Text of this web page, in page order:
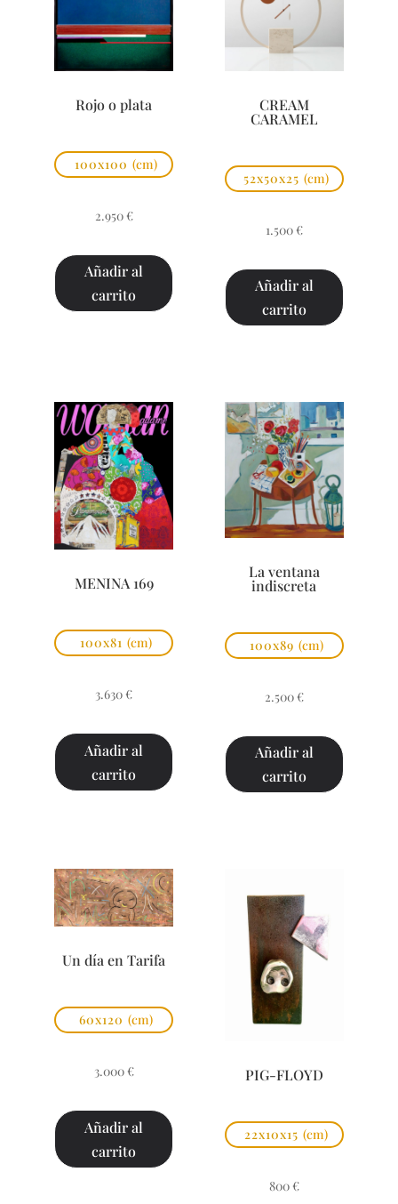
Rojo o plata
100x100 (cm)
2.950 €
Añadir al
carrito
CREAM
CARAMEL
52x50x25 (cm)
1.500 €
Añadir al
carrito
MENINA 169
100x81 (cm)
3.630 €
Añadir al
carrito
La ventana
indiscreta
100x89 (cm)
2.500 €
Añadir al
carrito
Un día en Tarifa
60x120 (cm)
3.000 €
Añadir al
carrito
PIG-FLOYD
22x10x15 (cm)
800 €